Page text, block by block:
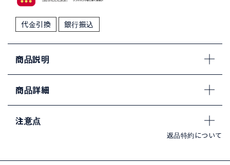
代金引換 銀行振込
商品説明
商品詳細
注意点
返品特約について